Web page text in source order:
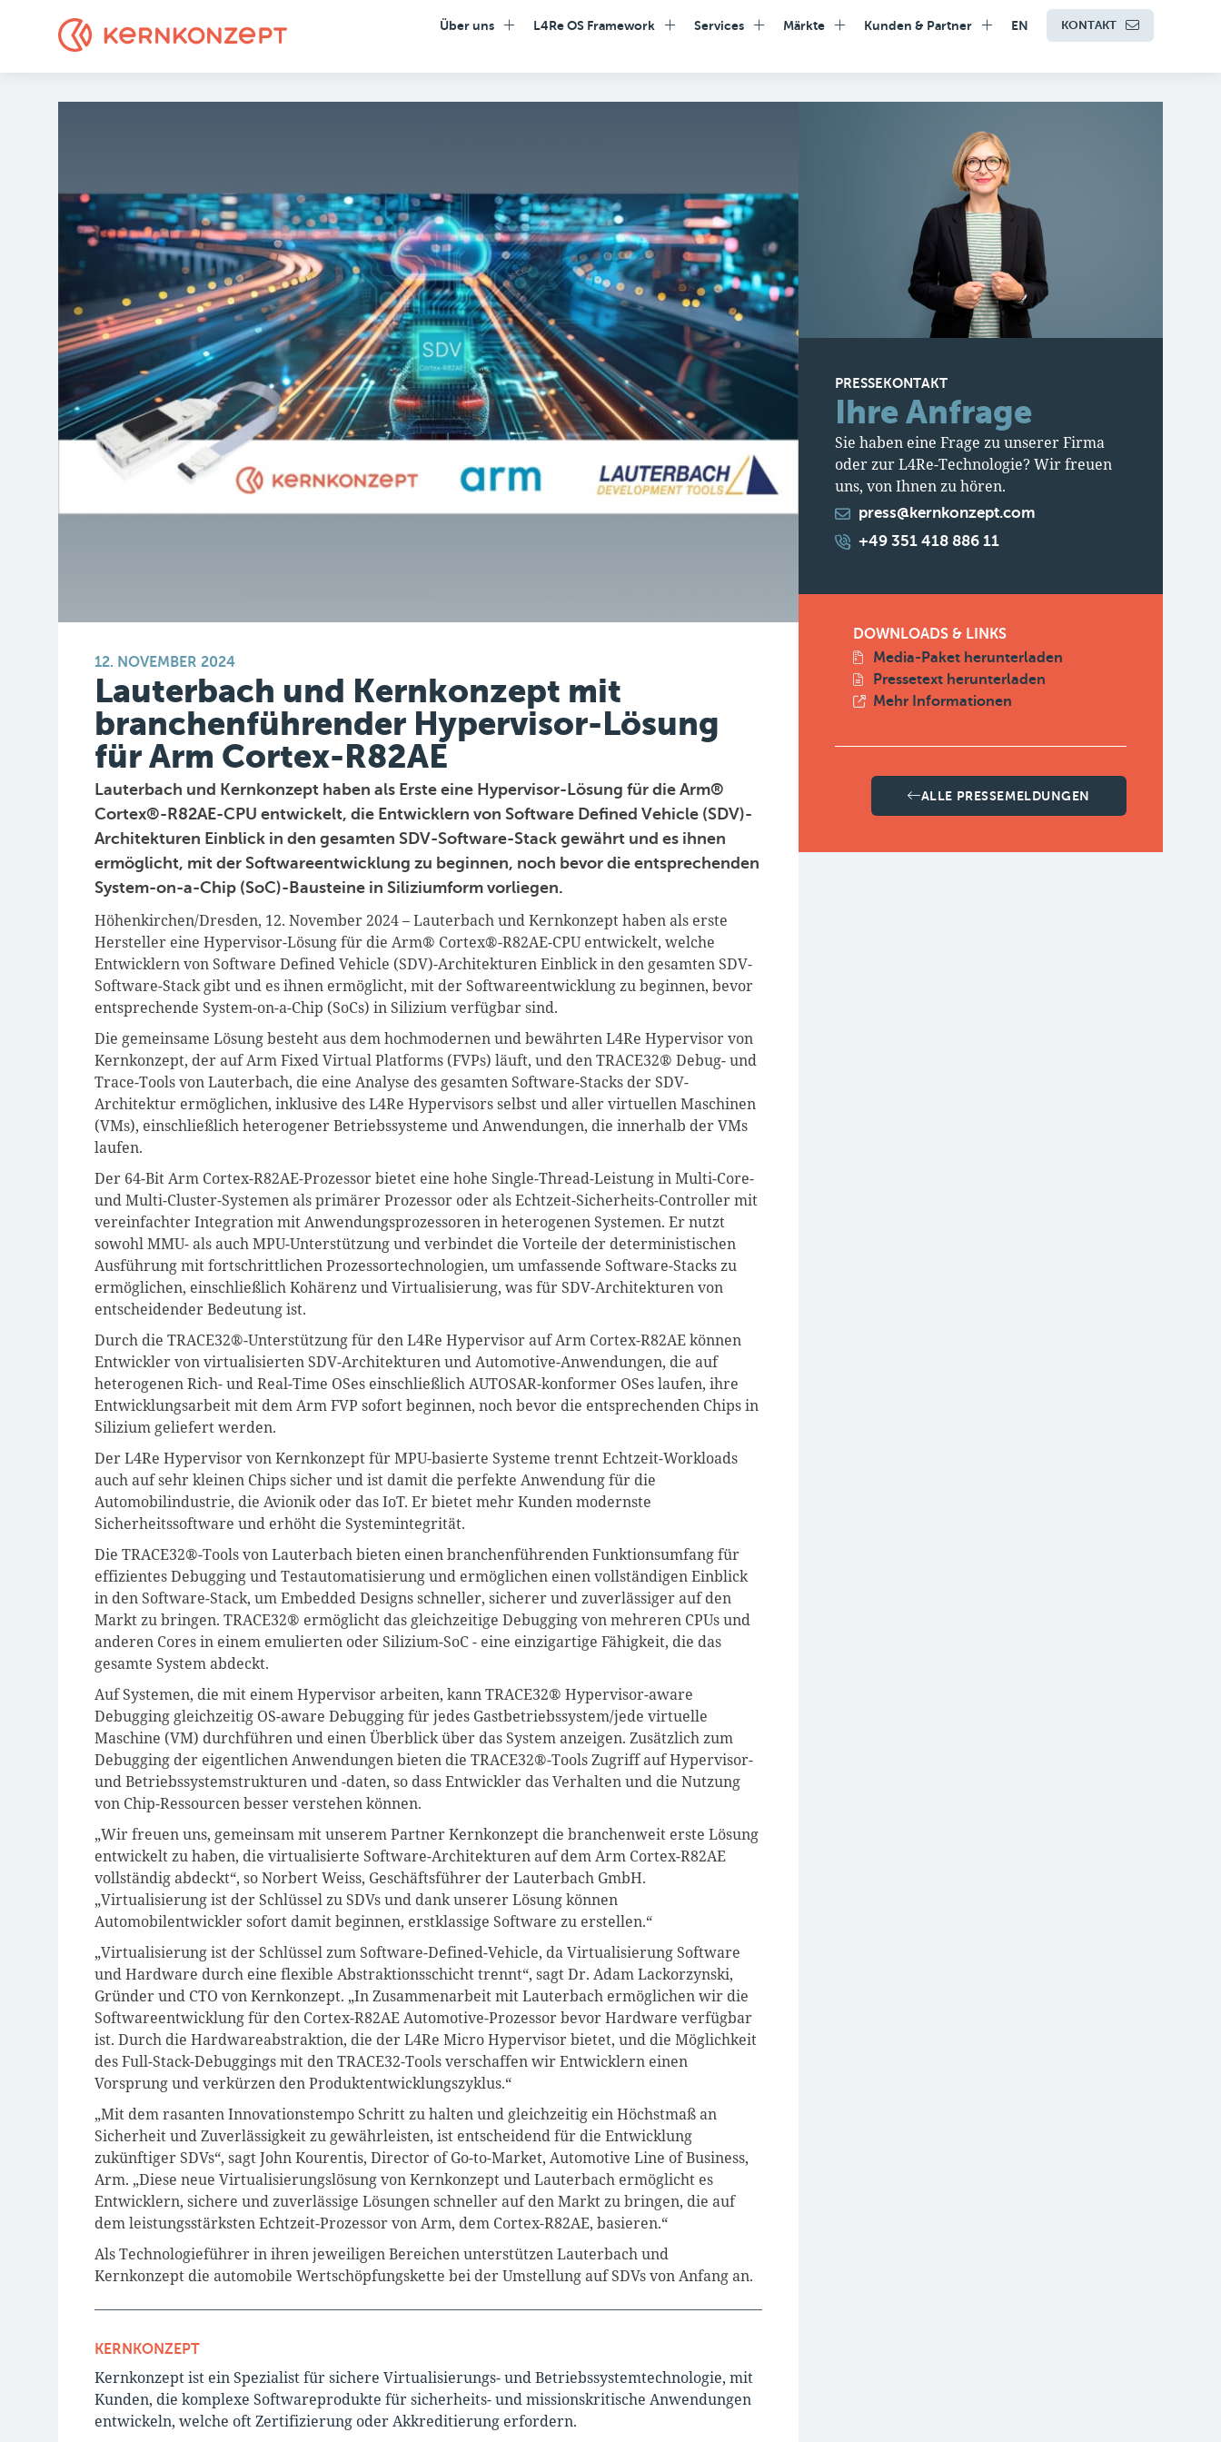
Über uns L4Re OS Framework Services Märkte Kunden & Partner EN KONTAKT
12. NOVEMBER 2024
Lauterbach und Kernkonzept mit
branchenführender Hypervisor-Lösung
für Arm Cortex-R82AE
Lauterbach und Kernkonzept haben als Erste eine Hypervisor-Lösung für die Arm®
Cortex®-R82AE-CPU entwickelt, die Entwicklern von Software Defined Vehicle (SDV)-
Architekturen Einblick in den gesamten SDV-Software-Stack gewährt und es ihnen
ermöglicht, mit der Softwareentwicklung zu beginnen, noch bevor die entsprechenden
System-on-a-Chip (SoC)-Bausteine in Siliziumform vorliegen.
Höhenkirchen/Dresden, 12. November 2024 – Lauterbach und Kernkonzept haben als erste
Hersteller eine Hypervisor-Lösung für die Arm® Cortex®-R82AE-CPU entwickelt, welche
Entwicklern von Software Defined Vehicle (SDV)-Architekturen Einblick in den gesamten SDV-
Software-Stack gibt und es ihnen ermöglicht, mit der Softwareentwicklung zu beginnen, bevor
entsprechende System-on-a-Chip (SoCs) in Silizium verfügbar sind.
Die gemeinsame Lösung besteht aus dem hochmodernen und bewährten L4Re Hypervisor von
Kernkonzept, der auf Arm Fixed Virtual Platforms (FVPs) läuft, und den TRACE32® Debug- und
Trace-Tools von Lauterbach, die eine Analyse des gesamten Software-Stacks der SDV-
Architektur ermöglichen, inklusive des L4Re Hypervisors selbst und aller virtuellen Maschinen
(VMs), einschließlich heterogener Betriebssysteme und Anwendungen, die innerhalb der VMs
laufen.
Der 64-Bit Arm Cortex-R82AE-Prozessor bietet eine hohe Single-Thread-Leistung in Multi-Core-
und Multi-Cluster-Systemen als primärer Prozessor oder als Echtzeit-Sicherheits-Controller mit
vereinfachter Integration mit Anwendungsprozessoren in heterogenen Systemen. Er nutzt
sowohl MMU- als auch MPU-Unterstützung und verbindet die Vorteile der deterministischen
Ausführung mit fortschrittlichen Prozessortechnologien, um umfassende Software-Stacks zu
ermöglichen, einschließlich Kohärenz und Virtualisierung, was für SDV-Architekturen von
entscheidender Bedeutung ist.
Durch die TRACE32®-Unterstützung für den L4Re Hypervisor auf Arm Cortex-R82AE können
Entwickler von virtualisierten SDV-Architekturen und Automotive-Anwendungen, die auf
heterogenen Rich- und Real-Time OSes einschließlich AUTOSAR-konformer OSes laufen, ihre
Entwicklungsarbeit mit dem Arm FVP sofort beginnen, noch bevor die entsprechenden Chips in
Silizium geliefert werden.
Der L4Re Hypervisor von Kernkonzept für MPU-basierte Systeme trennt Echtzeit-Workloads
auch auf sehr kleinen Chips sicher und ist damit die perfekte Anwendung für die
Automobilindustrie, die Avionik oder das IoT. Er bietet mehr Kunden modernste
Sicherheitssoftware und erhöht die Systemintegrität.
Die TRACE32®-Tools von Lauterbach bieten einen branchenführenden Funktionsumfang für
effizientes Debugging und Testautomatisierung und ermöglichen einen vollständigen Einblick
in den Software-Stack, um Embedded Designs schneller, sicherer und zuverlässiger auf den
Markt zu bringen. TRACE32® ermöglicht das gleichzeitige Debugging von mehreren CPUs und
anderen Cores in einem emulierten oder Silizium-SoC - eine einzigartige Fähigkeit, die das
gesamte System abdeckt.
Auf Systemen, die mit einem Hypervisor arbeiten, kann TRACE32® Hypervisor-aware
Debugging gleichzeitig OS-aware Debugging für jedes Gastbetriebssystem/jede virtuelle
Maschine (VM) durchführen und einen Überblick über das System anzeigen. Zusätzlich zum
Debugging der eigentlichen Anwendungen bieten die TRACE32®-Tools Zugriff auf Hypervisor-
und Betriebssystemstrukturen und -daten, so dass Entwickler das Verhalten und die Nutzung
von Chip-Ressourcen besser verstehen können.
„Wir freuen uns, gemeinsam mit unserem Partner Kernkonzept die branchenweit erste Lösung
entwickelt zu haben, die virtualisierte Software-Architekturen auf dem Arm Cortex-R82AE
vollständig abdeckt“, so Norbert Weiss, Geschäftsführer der Lauterbach GmbH.
„Virtualisierung ist der Schlüssel zu SDVs und dank unserer Lösung können
Automobilentwickler sofort damit beginnen, erstklassige Software zu erstellen.“
„Virtualisierung ist der Schlüssel zum Software-Defined-Vehicle, da Virtualisierung Software
und Hardware durch eine flexible Abstraktionsschicht trennt“, sagt Dr. Adam Lackorzynski,
Gründer und CTO von Kernkonzept. „In Zusammenarbeit mit Lauterbach ermöglichen wir die
Softwareentwicklung für den Cortex-R82AE Automotive-Prozessor bevor Hardware verfügbar
ist. Durch die Hardwareabstraktion, die der L4Re Micro Hypervisor bietet, und die Möglichkeit
des Full-Stack-Debuggings mit den TRACE32-Tools verschaffen wir Entwicklern einen
Vorsprung und verkürzen den Produktentwicklungszyklus.“
„Mit dem rasanten Innovationstempo Schritt zu halten und gleichzeitig ein Höchstmaß an
Sicherheit und Zuverlässigkeit zu gewährleisten, ist entscheidend für die Entwicklung
zukünftiger SDVs“, sagt John Kourentis, Director of Go-to-Market, Automotive Line of Business,
Arm. „Diese neue Virtualisierungslösung von Kernkonzept und Lauterbach ermöglicht es
Entwicklern, sichere und zuverlässige Lösungen schneller auf den Markt zu bringen, die auf
dem leistungsstärksten Echtzeit-Prozessor von Arm, dem Cortex-R82AE, basieren.“
Als Technologieführer in ihren jeweiligen Bereichen unterstützen Lauterbach und
Kernkonzept die automobile Wertschöpfungskette bei der Umstellung auf SDVs von Anfang an.
KERNKONZEPT
Kernkonzept ist ein Spezialist für sichere Virtualisierungs- und Betriebssystemtechnologie, mit
Kunden, die komplexe Softwareprodukte für sicherheits- und missionskritische Anwendungen
entwickeln, welche oft Zertifizierung oder Akkreditierung erfordern.
PRESSEKONTAKT
Ihre Anfrage
Sie haben eine Frage zu unserer Firma
oder zur L4Re-Technologie? Wir freuen
uns, von Ihnen zu hören.
press@kernkonzept.com
+49 351 418 886 11
DOWNLOADS & LINKS
Media-Paket herunterladen
Pressetext herunterladen
Mehr Informationen
ALLE PRESSEMELDUNGEN